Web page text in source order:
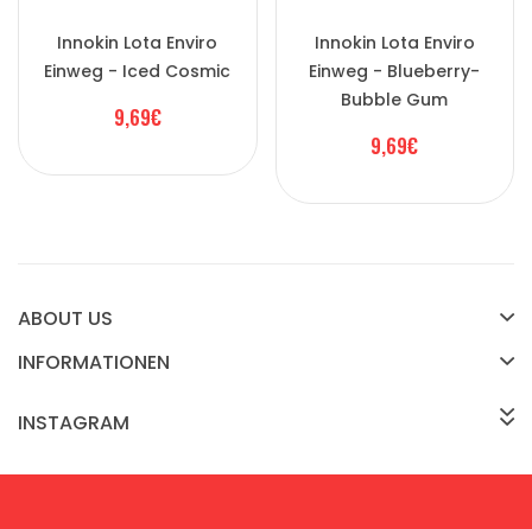
Innokin Lota Enviro
Einweg - Iced Cosmic
9,69€
Innokin Lota Enviro
Einweg - Blueberry-
Bubble Gum
9,69€
ABOUT US
INFORMATIONEN
INSTAGRAM